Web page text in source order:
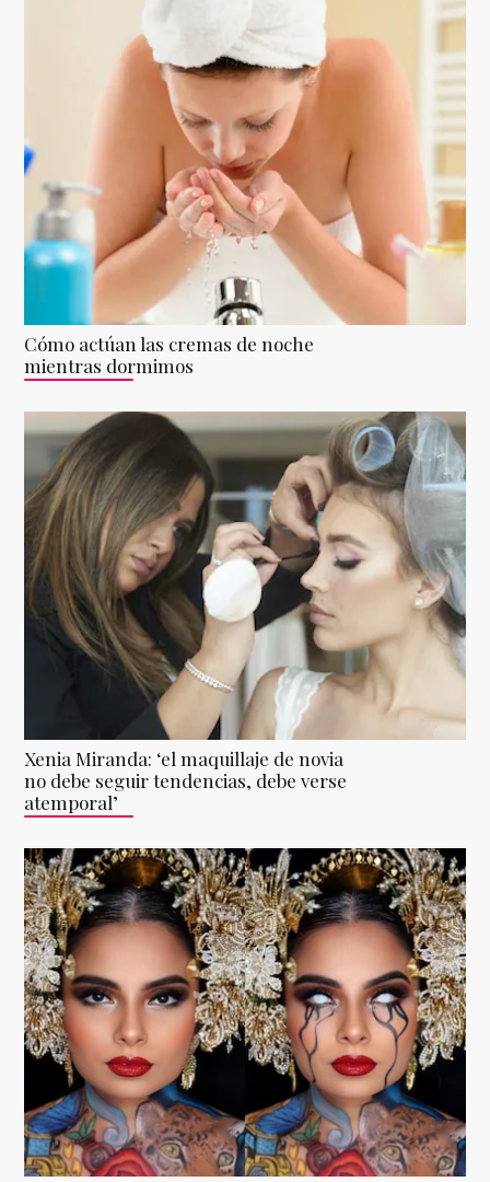
Cómo actúan las cremas de noche
mientras dormimos
Xenia Miranda: ‘el maquillaje de novia
no debe seguir tendencias, debe verse
atemporal’